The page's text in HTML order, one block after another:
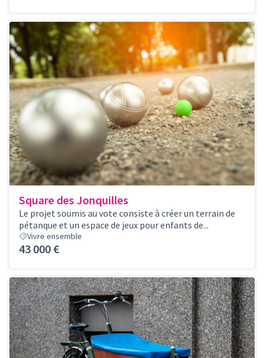
Square des Jonquilles
Le projet soumis au vote consiste à créer un terrain de
pétanque et un espace de jeux pour enfants de...
Vivre ensemble
43 000 €